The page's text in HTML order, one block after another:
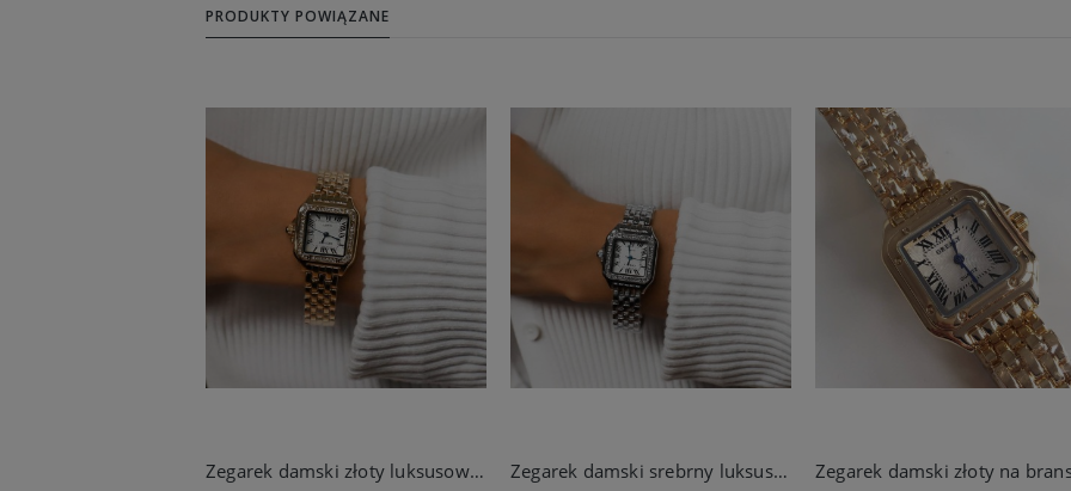
PRODUKTY POWIĄZANE
Zegarek damski złoty luksusowy kwadratowa tarcza z cyrkoniami ze stali chirurgicznej
Zegarek damski srebrny luksusowy kwadratowa tarcza z cyrkoniami ze stali chirurgicznej